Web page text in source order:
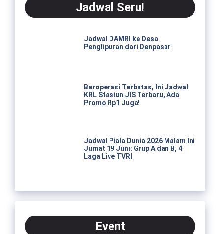
Jadwal Seru!
Jadwal DAMRI ke Desa
Penglipuran dari Denpasar
Beroperasi Terbatas, Ini Jadwal
KRL Stasiun JIS Terbaru, Ada
Promo Rp1 Juga!
Jadwal Piala Dunia 2026 Malam Ini
Jumat 19 Juni: Grup A dan B, 4
Laga Live TVRI
Event